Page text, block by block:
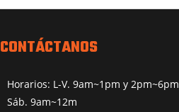
CONTÁCTANOS
Horarios: L-V. 9am~1pm y 2pm~6pm
Sáb. 9am~12m